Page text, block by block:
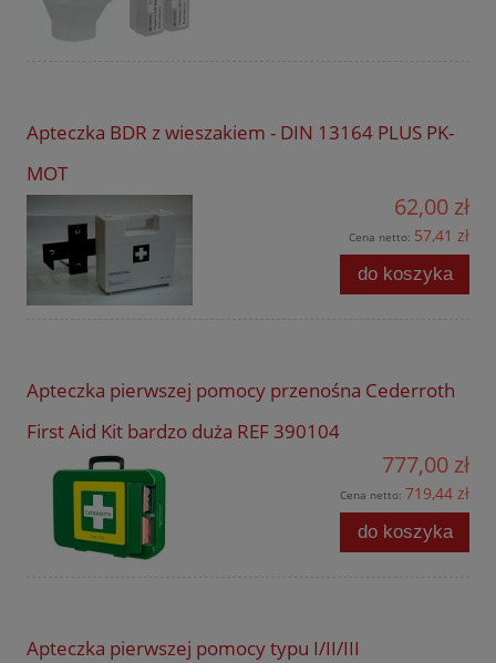
Apteczka BDR z wieszakiem - DIN 13164 PLUS PK-
MOT
62,00 zł
Cena netto: 57,41 zł
do koszyka
Apteczka pierwszej pomocy przenośna Cederroth
First Aid Kit bardzo duża REF 390104
777,00 zł
Cena netto: 719,44 zł
do koszyka
Apteczka pierwszej pomocy typu I/II/III